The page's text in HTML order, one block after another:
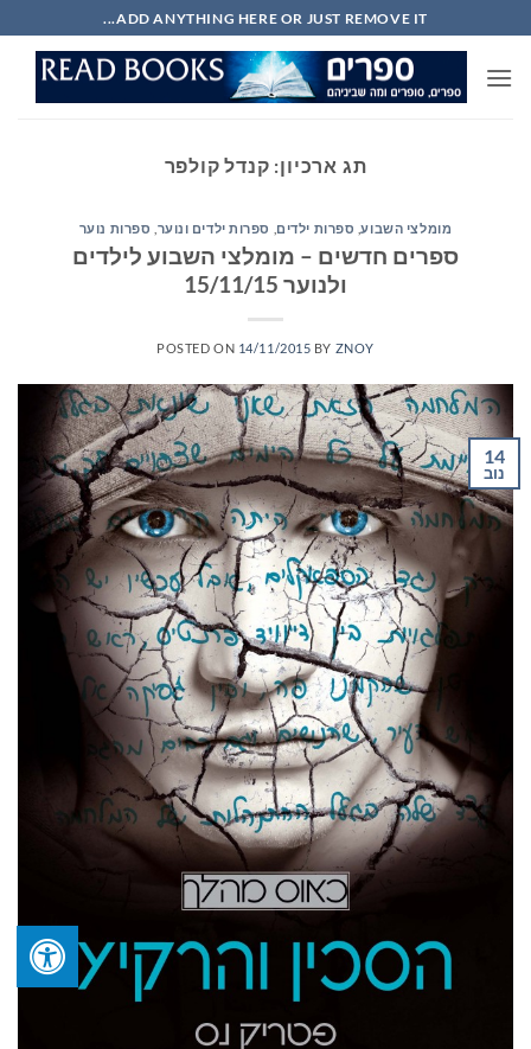
to
content
ADD ANYTHING HERE OR JUST REMOVE IT...
תג ארכיון: קנדל קולפר
מומלצי השבוע, ספרות ילדים ספרות ילדים ונוער ספרות נוער
ספרים חדשים – מומלצי השבוע לילדים
ולנוער 15/11/15
POSTED ON 14/11/2015 BY ZNOY
14
נוב